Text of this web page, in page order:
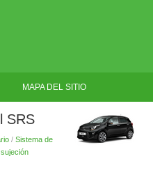
MAPA DEL SITIO
SRS
/ Sistema de